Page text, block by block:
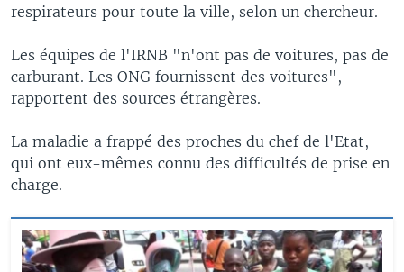
respirateurs pour toute la ville, selon un chercheur.
Les équipes de l'IRNB "n'ont pas de voitures, pas de
carburant. Les ONG fournissent des voitures",
rapportent des sources étrangères.
La maladie a frappé des proches du chef de l'Etat,
qui ont eux-mêmes connu des difficultés de prise en
charge.